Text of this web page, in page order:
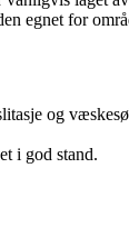
egnet for
og
i god stand.